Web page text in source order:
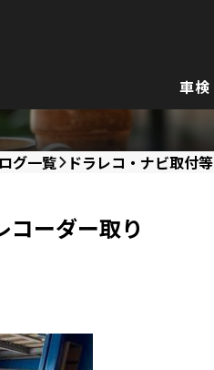
車検
グ一覧 ドラレコ・ナビ取付等
ーダー取り